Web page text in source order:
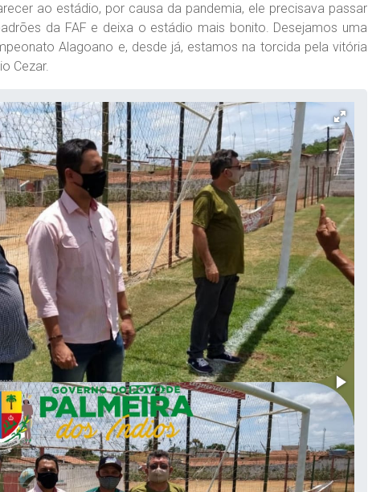
ao estádio, por causa da pandemia, ele precisava passar
da FAF e deixa o estádio mais bonito. Desejamos uma
Alagoano e, desde já, estamos na torcida pela vitória
Cezar.